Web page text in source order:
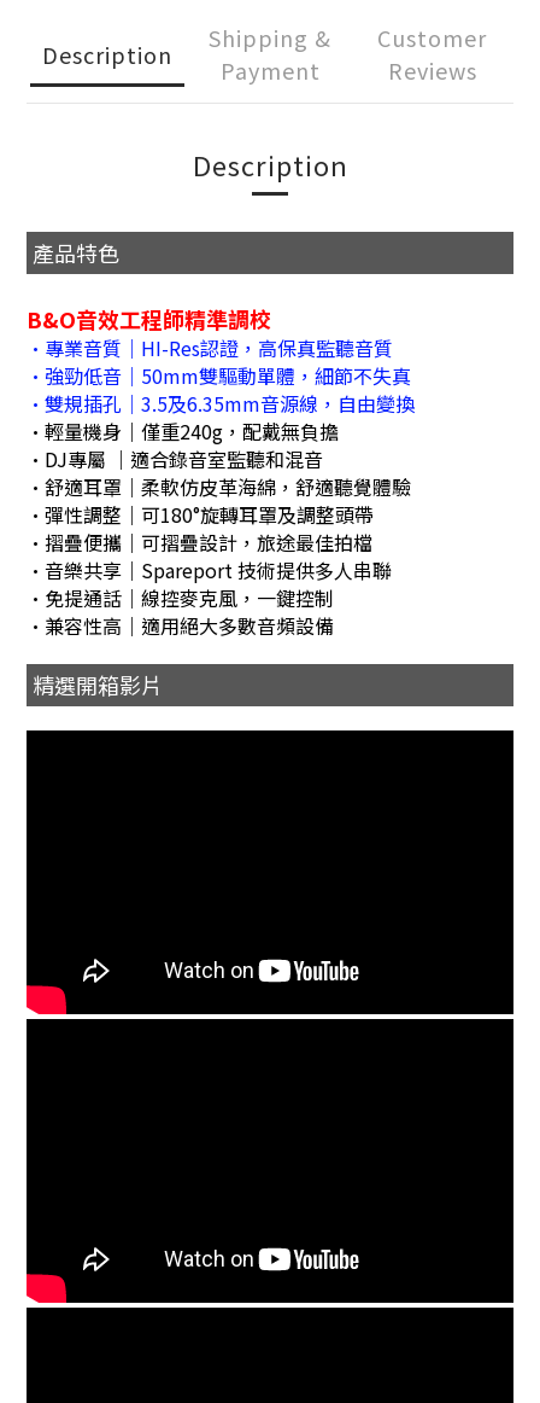
Description
Shipping &
Payment
Customer
Reviews
Description
產品特色
B&O音效工程師精準調校
•專業音質｜HI-Res認證，高保真監聽音質
•強勁低音｜50mm雙驅動單體，細節不失真
•雙規插孔｜3.5及6.35mm音源線，自由變換
•輕量機身｜僅重240g，配戴無負擔
•DJ專屬 ｜適合錄音室監聽和混音
•舒適耳罩｜柔軟仿皮革海綿，舒適聽覺體驗
•彈性調整｜可180°旋轉耳罩及調整頭帶
•摺疊便攜｜可摺疊設計，旅途最佳拍檔
•音樂共享｜Spareport 技術提供多人串聯
•免提通話｜線控麥克風，一鍵控制
•兼容性高｜適用絕大多數音頻設備
精選開箱影片